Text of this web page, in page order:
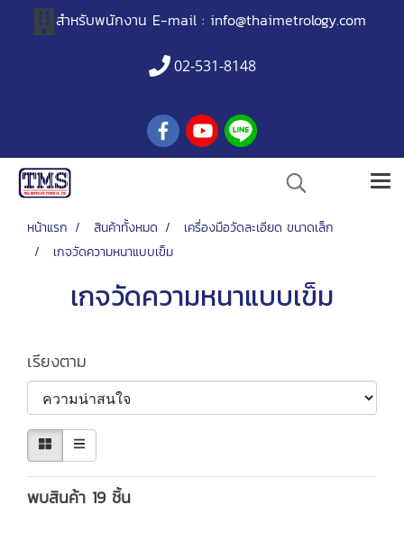
สำหรับพนักงาน E-mail : info@thaimetrology.com
02-531-8148
หน้าแรก สินค้าทั้งหมด
เครื่องมือวัดละเอียด ขนาดเล็ก
เกจวัดความหนาแบบเข็ม
เกจวัดความหนาแบบเข็ม
เรียงตาม
พบสินค้า 19 ชิ้น